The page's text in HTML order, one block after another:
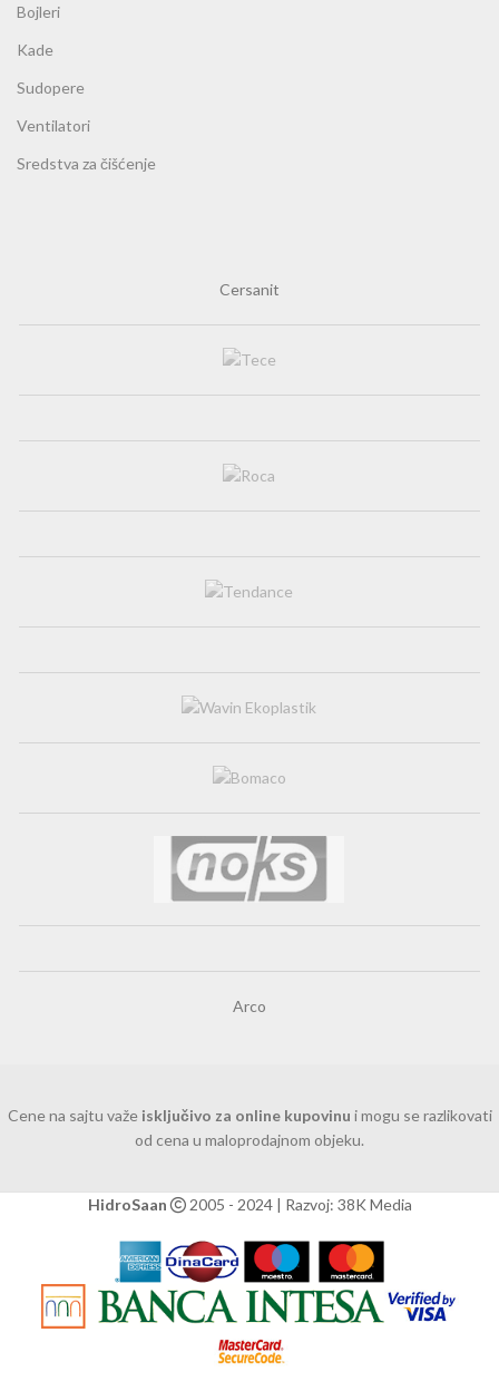
Bojleri
Kade
Sudopere
Ventilatori
Sredstva za čišćenje
Cersanit
Arco
Cene na sajtu važe isključivo za online kupovinu i mogu se razlikovati
od cena u maloprodajnom objeku.
HidroSaan 2005 - 2024 | Razvoj: 38K Media